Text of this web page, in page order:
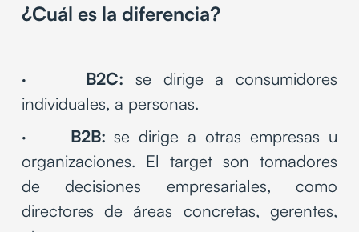
¿Cuál es la diferencia?
· B2C: se dirige a consumidores
individuales, a personas.
· B2B: se dirige a otras empresas u
organizaciones. El target son tomadores
de decisiones empresariales, como
directores de áreas concretas, gerentes,